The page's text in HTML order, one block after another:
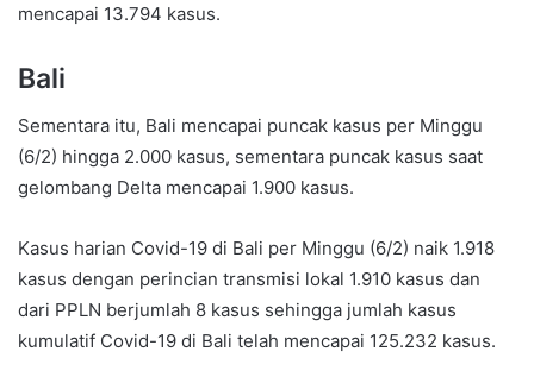
mencapai 13.794 kasus.
Bali
Sementara itu, Bali mencapai puncak kasus per Minggu
(6/2) hingga 2.000 kasus, sementara puncak kasus saat
gelombang Delta mencapai 1.900 kasus.
Kasus harian Covid-19 di Bali per Minggu (6/2) naik 1.918
kasus dengan perincian transmisi lokal 1.910 kasus dan
dari PPLN berjumlah 8 kasus sehingga jumlah kasus
kumulatif Covid-19 di Bali telah mencapai 125.232 kasus.